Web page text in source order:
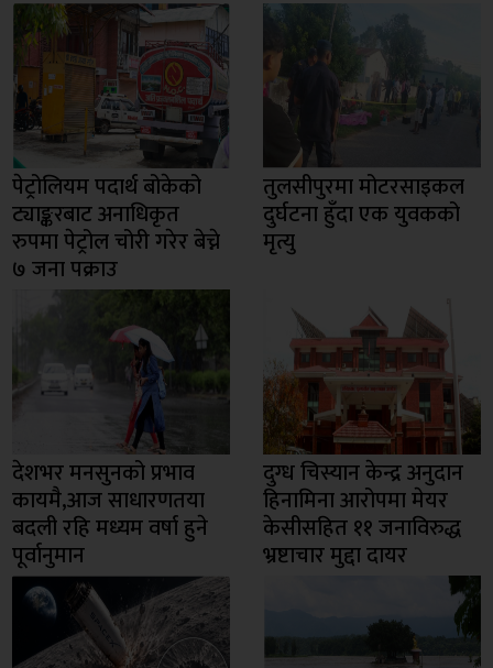
पेट्रोलियम पदार्थ बोकेको
ट्याङ्करबाट अनाधिकृत
रुपमा पेट्रोल चोरी गरेर बेच्ने
७ जना पक्राउ
तुलसीपुरमा मोटरसाइकल
दुर्घटना हुँदा एक युवकको
मृत्यु
देशभर मनसुनको प्रभाव
कायमै,आज साधारणतया
बदली रहि मध्यम वर्षा हुने
पूर्वानुमान
दुग्ध चिस्यान केन्द्र अनुदान
हिनामिना आरोपमा मेयर
केसीसहित ११ जनाविरुद्ध
भ्रष्टाचार मुद्दा दायर